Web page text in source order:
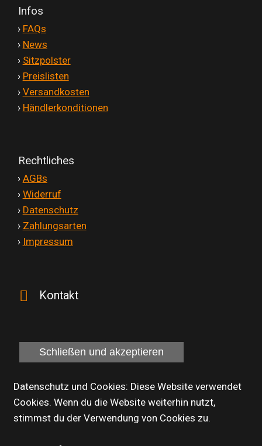
Infos
› FAQs
› News
› Sitzpolster
› Preislisten
› Versandkosten
› Händlerkonditionen
Rechtliches
› AGBs
› Widerruf
› Datenschutz
› Zahlungsarten
› Impressum
Kontakt
Datenschutz und Cookies: Diese Website verwendet
Cookies. Wenn du die Website weiterhin nutzt,
stimmst du der Verwendung von Cookies zu.